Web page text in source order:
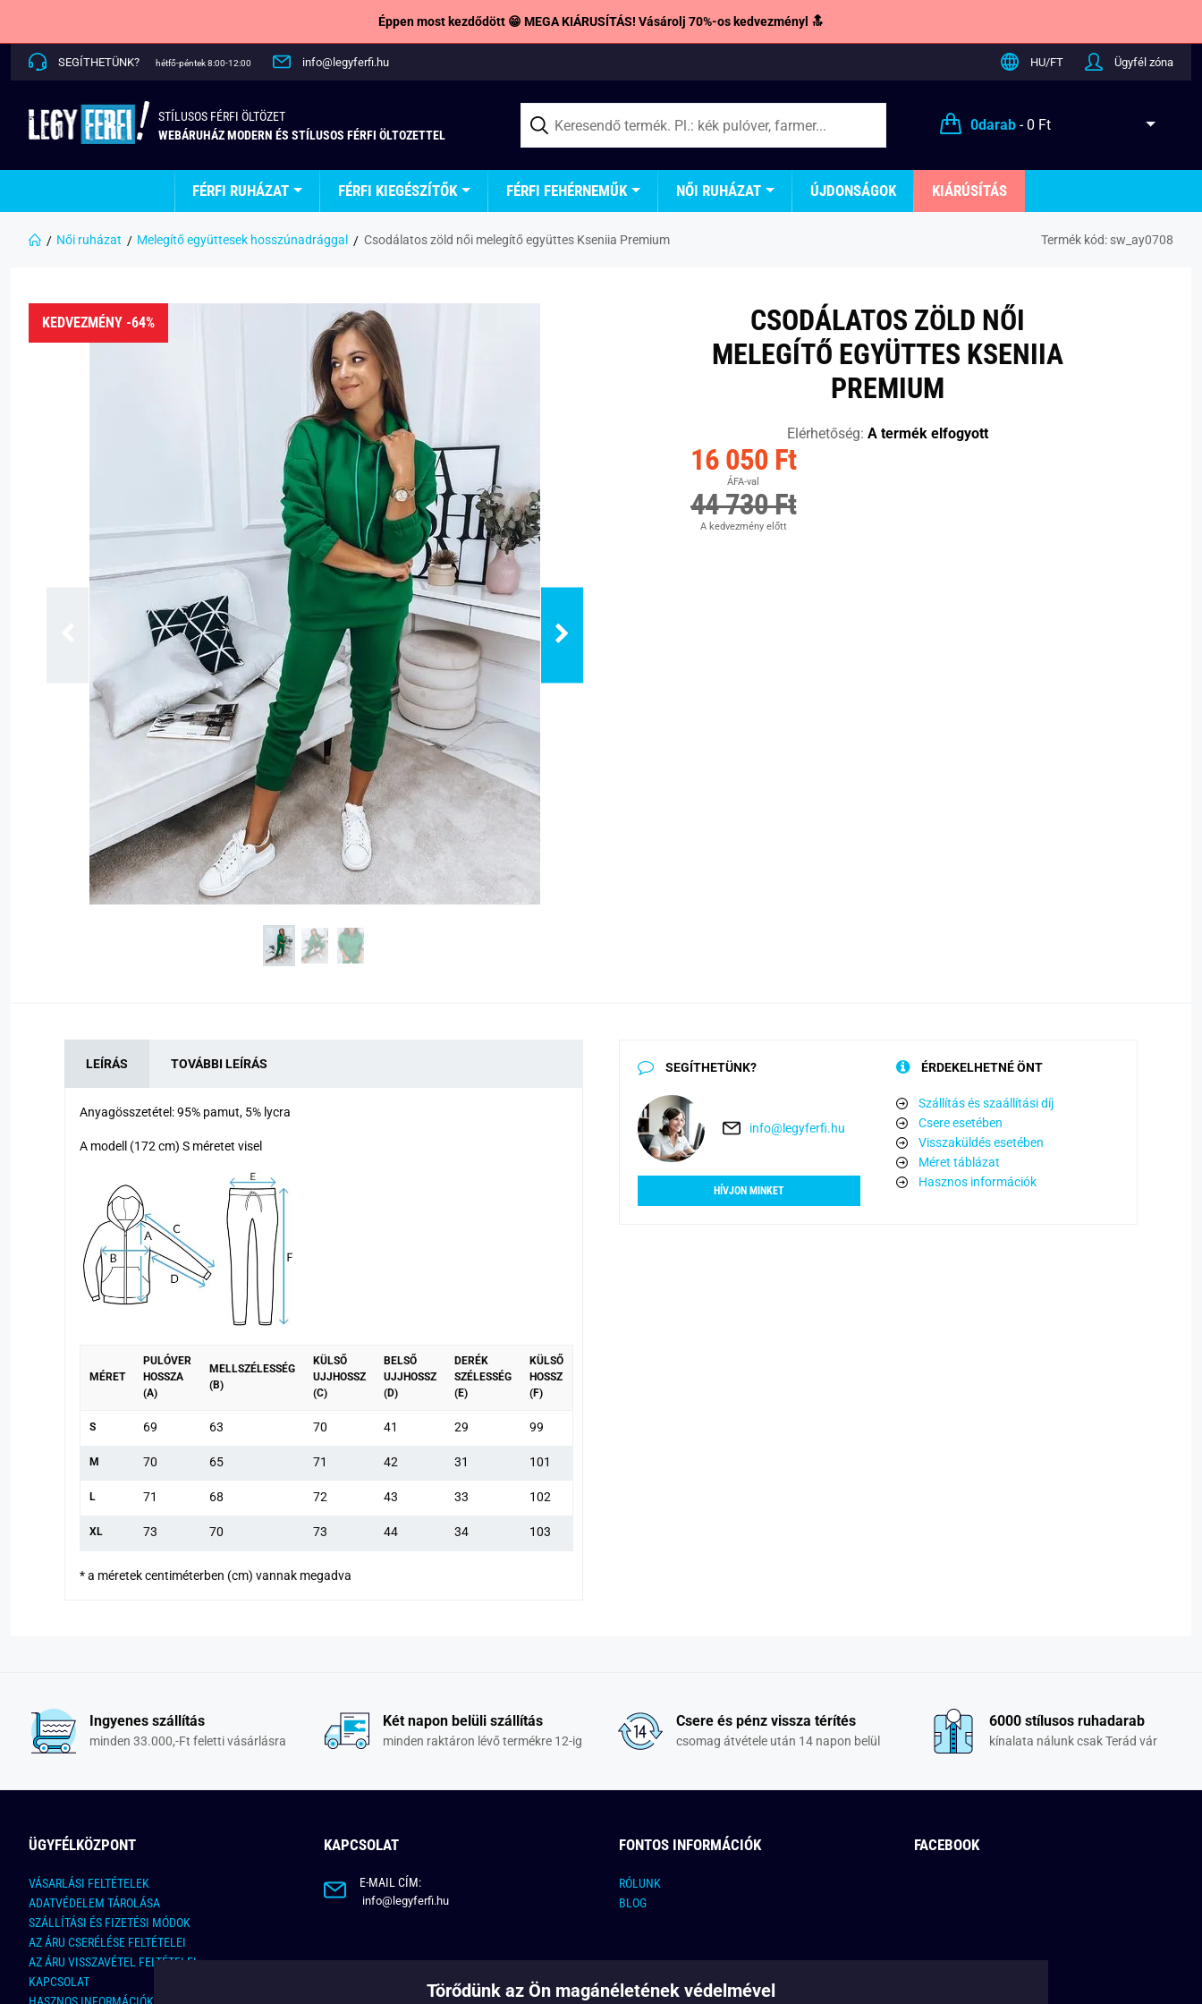
Éppen most kezdődött 😁 MEGA KIÁRUSÍTÁS! Vásárolj 70%-os kedvezményl 🔝
SEGÍTHETÜNK? hétfő-péntek 8:00-12:00 info@legyferfi.hu HU/FT Ügyfél zóna
STÍLUSOS FÉRFI ÖLTÖZET
WEBÁRUHÁZ MODERN ÉS STÍLUSOS FÉRFI ÖLTOZETTEL
0darab- 0 Ft
FÉRFI RUHÁZAT FÉRFI KIEGÉSZÍTŐK FÉRFI FEHÉRNEMŰK NŐI RUHÁZAT ÚJDONSÁGOK KIÁRÚSÍTÁS
Női ruházat Melegítő együttesek hosszúnadrággal Csodálatos zöld női melegítő együttes Kseniia Premium Termék kód: sw_ay0708
KEDVEZMÉNY -64%
CSODÁLATOS ZÖLD NŐI
MELEGÍTŐ EGYÜTTES KSENIIA
PREMIUM
Elérhetőség: A termék elfogyott
16 050 Ft
ÁFA-val
44 730 Ft
A kedvezmény előtt
LEÍRÁS TOVÁBBI LEÍRÁS
Anyagösszetétel: 95% pamut, 5% lycra
A modell (172 cm) S méretet visel
MÉRET
PULÓVER
HOSSZA
(A)
MELLSZÉLESSÉG
(B)
KÜLSŐ
UJJHOSSZ
(C)
BELSŐ
UJJHOSSZ
(D)
DERÉK
SZÉLESSÉG
(E)
KÜLSŐ
HOSSZ
(F)
S 69 63 70 41 29 99
M 70 65 71 42 31 101
L 71 68 72 43 33 102
XL 73 70 73 44 34 103
* a méretek centiméterben (cm) vannak megadva
SEGÍTHETÜNK?
info@legyferfi.hu
HÍVJON MINKET
ÉRDEKELHETNÉ ÖNT
Szállítás és szaállítási díj
Csere esetében
Visszaküldés esetében
Méret táblázat
Hasznos információk
Ingyenes szállítás
minden 33.000,-Ft feletti vásárlásra
Két napon belüli szállítás
minden raktáron lévő termékre 12-ig
Csere és pénz vissza térítés
csomag átvétele után 14 napon belül
6000 stílusos ruhadarab
kínalata nálunk csak Terád vár
ÜGYFÉLKÖZPONT
VÁSARLÁSI FELTÉTELEK
ADATVÉDELEM TÁROLÁSA
SZÁLLÍTÁSI ÉS FIZETÉSI MÓDOK
AZ ÁRU CSERÉLÉSE FELTÉTELEI
AZ ÁRU VISSZAVÉTEL FELTÉTELEI
KAPCSOLAT
HASZNOS INFORMÁCIÓK
KAPCSOLAT
E-MAIL CÍM:
info@legyferfi.hu
FONTOS INFORMÁCIÓK
RÓLUNK
BLOG
FACEBOOK
Törődünk az Ön magánéletének védelmével